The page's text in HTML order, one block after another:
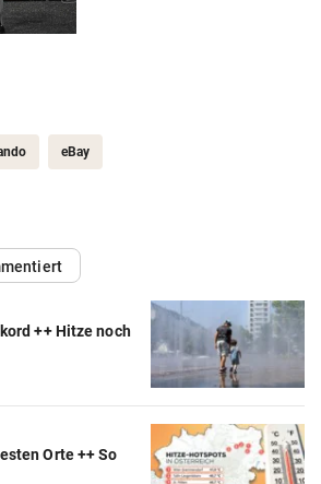
eBay
++ Hitze noch
Orte ++ So